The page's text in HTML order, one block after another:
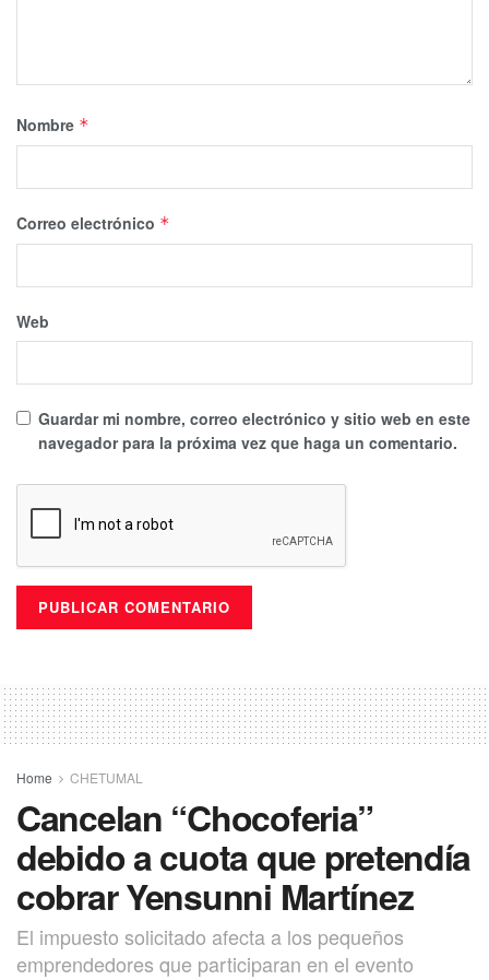
Tags: Tren Maya Viaducto
Nombre *
Correo electrónico *
Web
Guardar mi nombre, correo electrónico y sitio web en este
navegador para la próxima vez que haga un comentario.
Home CHETUMAL
Cancelan “Chocoferia”
debido a cuota que pretendía
cobrar Yensunni Martínez
El impuesto solicitado afecta a los pequeños
emprendedores que participaran en el evento